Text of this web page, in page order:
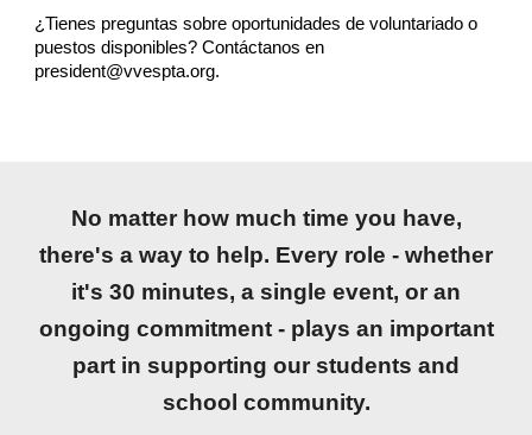
¿Tienes preguntas sobre oportunidades de voluntariado o
puestos disponibles? Contáctanos en
president@vvespta.org.
No matter how much time you have,
there's a way to help. Every role - whether
it's 30 minutes, a single event, or an
ongoing commitment - plays an important
part in supporting our students and
school community.